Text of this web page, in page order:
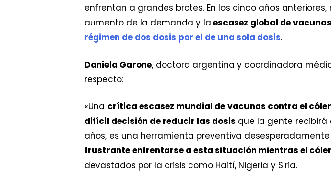
enfrentan a grandes brotes. En los cinco años
aumento de la demanda y la escasez global de
régimen de dos dosis por el de una sola dosis.
Daniela Garone, doctora argentina y coordinadora
respecto:
«Una crítica escasez mundial de vacunas contra el
difícil decisión de reducir las dosis que la gente recibirá
años, es una herramienta preventiva
frustrante enfrentarse a esta situación mientras el
devastados por la crisis como Haití, Nigeria y Siria.